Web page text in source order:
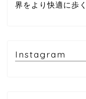
界をより快適に歩
Instagram